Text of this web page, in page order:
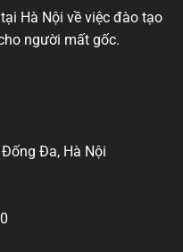
Hà Nội về việc đào tạo
người mất gốc.
Đa, Hà Nội